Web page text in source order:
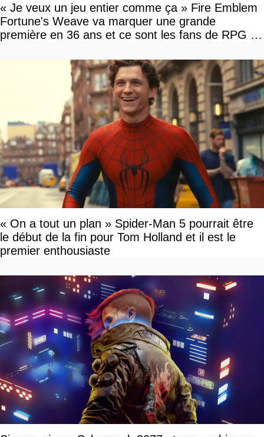
« Je veux un jeu entier comme ça » Fire Emblem
Fortune's Weave va marquer une grande
première en 36 ans et ce sont les fans de RPG en
« On a tout un plan » Spider-Man 5 pourrait être
le début de la fin pour Tom Holland et il est le
premier enthousiaste